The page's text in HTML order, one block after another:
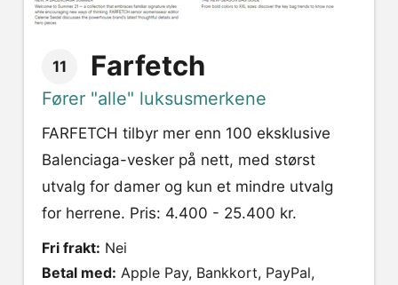
11 Farfetch
Fører "alle" luksusmerkene
FARFETCH tilbyr mer enn 100 eksklusive
Balenciaga-vesker på nett, med størst
utvalg for damer og kun et mindre utvalg
for herrene. Pris: 4.400 - 25.400 kr.
Fri frakt: Nei
Betal med: